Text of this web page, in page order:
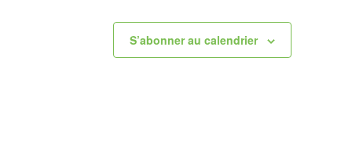
S’abonner au calendrier